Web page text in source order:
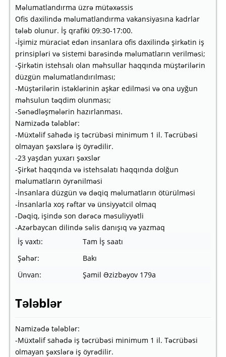
Məlumatlandırma üzrə mütəxəssis
Ofis daxilində məlumatlandırma vakansiyasına kadrlar
tələb olunur. İş qrafiki 09:30-17:00.
-İşimiz müraciət edən insanlara ofis daxilində şirkətin iş
prinsipləri və sistemi barəsində məlumatların verilməsi;
-Şirkətin istehsalı olan məhsullar haqqında müştərilərin
düzgün məlumatlandırılması;
-Müştərilərin istəklərinin aşkar edilməsi və ona uyğun
məhsulun təqdim olunması;
-Sənədləşmələrin hazırlanması.
Namizədə tələblər:
-Müxtəlif sahədə iş təcrübəsi minimum 1 il. Təcrübəsi
olmayan şəxslərə iş öyrədilir.
-23 yaşdan yuxarı şəxslər
-Şirkət haqqında və istehsalatı haqqında dolğun
məlumatların öyrənilməsi
-İnsanlara düzgün və dəqiq məlumatların ötürülməsi
-İnsanlarla xoş rəftar və ünsiyyətcil olmaq
-Dəqiq, işində son dərəcə məsuliyyətli
-Azərbaycan dilində səlis danışıq və yazmaq
İş vaxtı:
Tam İş saatı
Şəhər:
Bakı
Ünvan:
Şamil Əzizbəyov 179a
Tələblər
Namizədə tələblər:
-Müxtəlif sahədə iş təcrübəsi minimum 1 il. Təcrübəsi
olmayan şəxslərə iş öyrədilir.